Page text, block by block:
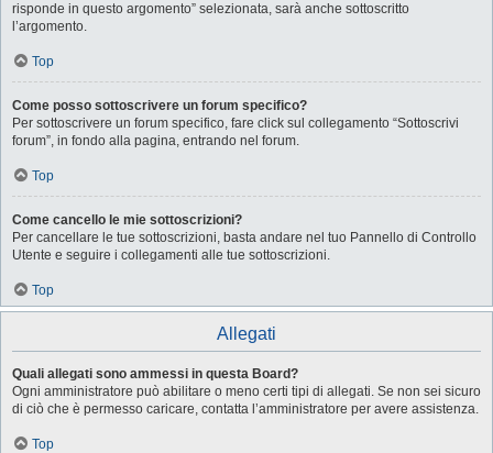
risponde in questo argomento” selezionata, sarà anche sottoscritto
l’argomento.
Top
Come posso sottoscrivere un forum specifico?
Per sottoscrivere un forum specifico, fare click sul collegamento “Sottoscrivi
forum”, in fondo alla pagina, entrando nel forum.
Top
Come cancello le mie sottoscrizioni?
Per cancellare le tue sottoscrizioni, basta andare nel tuo Pannello di Controllo
Utente e seguire i collegamenti alle tue sottoscrizioni.
Top
Allegati
Quali allegati sono ammessi in questa Board?
Ogni amministratore può abilitare o meno certi tipi di allegati. Se non sei sicuro
di ciò che è permesso caricare, contatta l’amministratore per avere assistenza.
Top